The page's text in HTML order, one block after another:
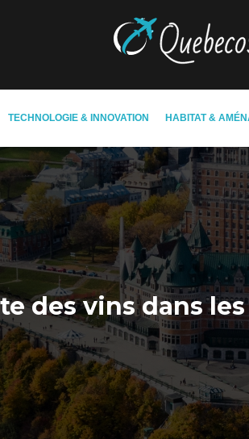
TECHNOLOGIE & INNOVATION HABITAT &
des vins dans